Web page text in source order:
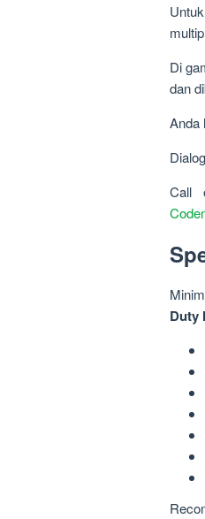
Di
dan
Anda
Call
Duty